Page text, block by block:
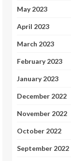
May 2023
April 2023
March 2023
February 2023
January 2023
December 2022
November 2022
October 2022
September 2022